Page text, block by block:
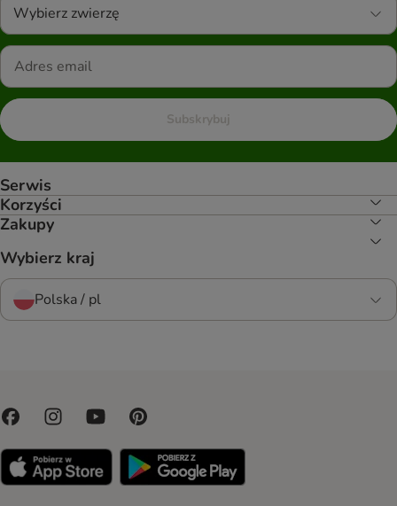
Wybierz zwierzę
Subskrybuj
Serwis
Korzyści
Zakupy
Wybierz kraj
Polska / pl